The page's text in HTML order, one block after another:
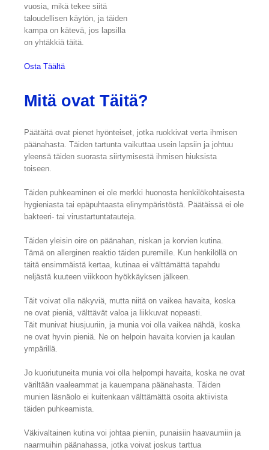
vuosia, mikä tekee siitä
taloudellisen käytön, ja täiden
kampa on kätevä, jos lapsilla
on yhtäkkiä täitä.
Osta Täältä
Mitä ovat Täitä?
Päätäitä ovat pienet hyönteiset, jotka ruokkivat verta ihmisen
päänahasta. Täiden tartunta vaikuttaa usein lapsiin ja johtuu
yleensä täiden suorasta siirtymisestä ihmisen hiuksista
toiseen.
Täiden puhkeaminen ei ole merkki huonosta henkilökohtaisesta
hygieniasta tai epäpuhtaasta elinympäristöstä. Päätäissä ei ole
bakteeri- tai virustartuntatauteja.
Täiden yleisin oire on päänahan, niskan ja korvien kutina.
Tämä on allerginen reaktio täiden puremille. Kun henkilöllä on
täitä ensimmäistä kertaa, kutinaa ei välttämättä tapahdu
neljästä kuuteen viikkoon hyökkäyksen jälkeen.
Täit voivat olla näkyviä, mutta niitä on vaikea havaita, koska
ne ovat pieniä, välttävät valoa ja liikkuvat nopeasti.
Täit munivat hiusjuuriin, ja munia voi olla vaikea nähdä, koska
ne ovat hyvin pieniä. Ne on helpoin havaita korvien ja kaulan
ympärillä.
Jo kuoriutuneita munia voi olla helpompi havaita, koska ne ovat
väriltään vaaleammat ja kauempana päänahasta. Täiden
munien läsnäolo ei kuitenkaan välttämättä osoita aktiivista
täiden puhkeamista.
Väkivaltainen kutina voi johtaa pieniin, punaisiin haavaumiin ja
naarmuihin päänahassa, jotka voivat joskus tarttua